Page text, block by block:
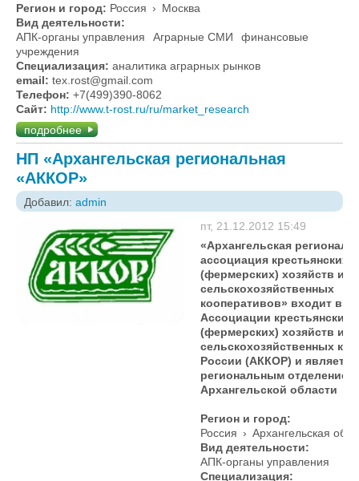
Регион и город: Россия › Москва
Вид деятельности:
АПК-органы управления
Аграрные СМИ
финансовые
учреждения
Специализация: аналитика аграрных рынков
email: tex.rost@gmail.com
Телефон: +7(499)390-8062
Сайт: http://www.t-rost.ru/ru/market_research
подробнее
НП «Архангельская региональная
«АККОР»
Добавил: admin
пт, 21.12.2012 15:49
«Архангельская
ассоциация крестьянских
(фермерских) хозяйств и
сельскохозяйственных
кооперативов» входит в
Ассоциации крестьянских
(фермерских) хозяйств и
сельскохозяйственных
России (АККОР) и является
региональным отделением
Архангельской области
Регион и город:
Россия › Архангельская
Вид деятельности:
АПК-органы управления
Специализация: